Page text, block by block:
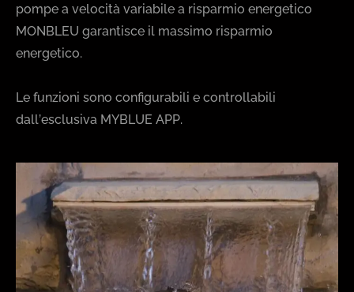
pompe a velocità variabile a risparmio energetico
MONBLEU garantisce il massimo risparmio
energetico.
Le funzioni sono configurabili e controllabili
dall’esclusiva MYBLUE APP.